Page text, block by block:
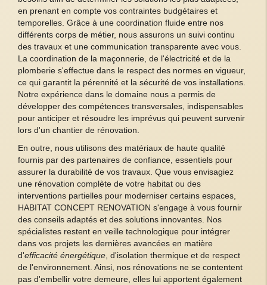
en prenant en compte vos contraintes budgétaires et
temporelles. Grâce à une coordination fluide entre nos
différents corps de métier, nous assurons un suivi continu
des travaux et une communication transparente avec vous.
La coordination de la maçonnerie, de l'électricité et de la
plomberie s'effectue dans le respect des normes en vigueur,
ce qui garantit la pérennité et la sécurité de vos installations.
Notre expérience dans le domaine nous a permis de
développer des compétences transversales, indispensables
pour anticiper et résoudre les imprévus qui peuvent survenir
lors d'un chantier de rénovation.
En outre, nous utilisons des matériaux de haute qualité
fournis par des partenaires de confiance, essentiels pour
assurer la durabilité de vos travaux. Que vous envisagiez
une rénovation complète de votre habitat ou des
interventions partielles pour moderniser certains espaces,
HABITAT CONCEPT RENOVATION s'engage à vous fournir
des conseils adaptés et des solutions innovantes. Nos
spécialistes restent en veille technologique pour intégrer
dans vos projets les dernières avancées en matière
d'efficacité énergétique , d'isolation thermique et de respect
de l'environnement. Ainsi, nos rénovations ne se contentent
pas d'embellir votre demeure, elles lui apportent également